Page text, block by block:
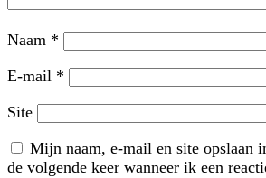
Naam *
E-mail *
Site
Mijn naam, e-mail en site opslaan
de volgende keer wanneer ik een